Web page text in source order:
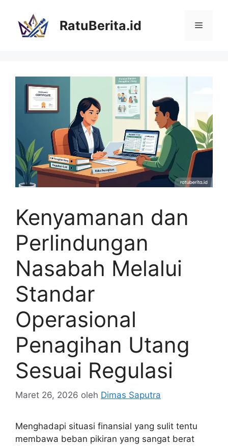
RatuBerita.id Menu
Kenyamanan dan
Perlindungan
Nasabah Melalui
Standar
Operasional
Penagihan Utang
Sesuai Regulasi
Maret 26, 2026 oleh Dimas Saputra
Menghadapi situasi finansial yang sulit tentu
membawa beban pikiran yang sangat berat